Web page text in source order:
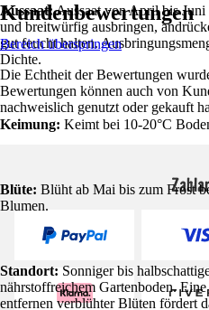
Aussaat:Aussaat von April bis Juni
und breitwürfig ausbringen,
gut feucht halten.
Dichte.
Keimung: Keimt bei 10-20°C
Blüte: Blüht ab Mai bis zum Frost
Blumen.
Standort: Sonniger bis
nährstoffreichem Gartenboden.
entfernen verblühter Blüten fördert
Kundenbewertungen
Bereich überspringen
Die Echtheit der Bewertungen
Bewertungen können auch von
nachweislich genutzt oder gekauft